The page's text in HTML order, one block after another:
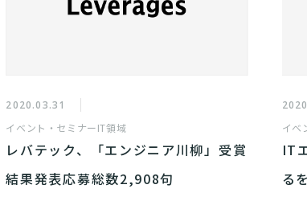
2020.03.31
イベント・セミナーIT領域
レバテック、「エンジニア川柳」受賞
結果発表応募総数2,908句
イベ
IT
る